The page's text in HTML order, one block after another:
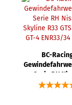
BC-
Serie RH
Skyline R33